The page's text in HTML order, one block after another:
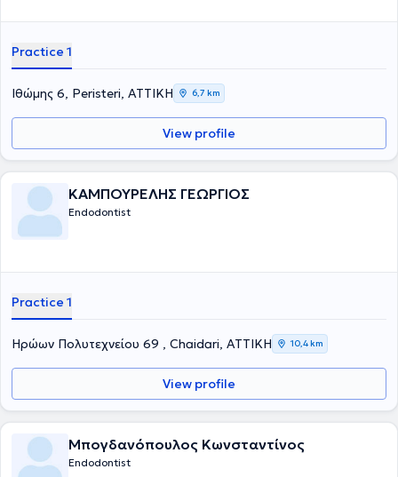
Practice 1
Ιθώμης 6, Peristeri, ΑΤΤΙΚΗ 6,7 km
View profile
ΚΑΜΠΟΥΡΕΛΗΣ ΓΕΩΡΓΙΟΣ
Endodontist
Practice 1
Ηρώων Πολυτεχνείου 69 , Chaidari, ΑΤΤΙΚΗ 10,4 km
View profile
Μπογδανόπουλος Κωνσταντίνος
Endodontist